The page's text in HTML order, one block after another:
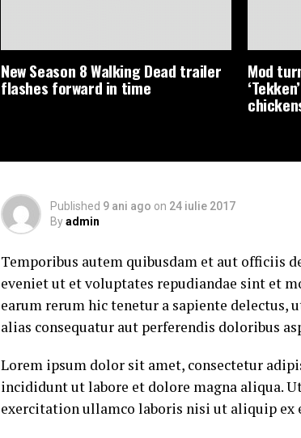
New Season 8 Walking Dead trailer
flashes forward in time
Mod
Published 9 ani ago on 24 iulie 2017
Byadmin
Temporibus autem quibusdam et aut officiis
eveniet ut et voluptates repudiandae sint et
earum rerum hic tenetur a sapiente delectus,
alias consequatur aut perferendis doloribus
Lorem ipsum dolor sit amet, consectetur
incididunt ut labore et dolore magna aliqua.
exercitation ullamco laboris nisi ut aliquip ex